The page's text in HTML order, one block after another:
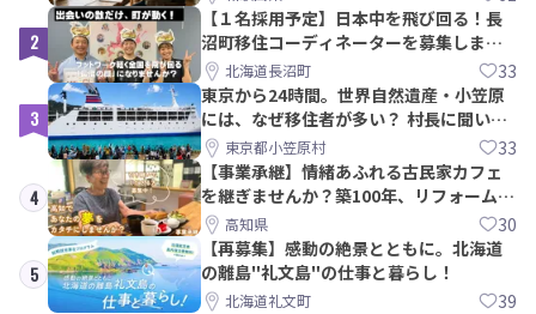
2
【１名採用予定】日本中を飛び回る！長
沼町移住コーディネーターを募集しま
す！北海道長沼町 33
3
東京から24時間。世界自然遺産・小笠原
には、なぜ移住者が多い？ 村長に聞いて
みた東京都小笠原村 33
4
【事業承継】情緒あふれる古民家カフェ
を継ぎませんか？築100年、リフォームか
ら約10年！
高知県 30
5
【再募集】感動の絶景とともに。北海道
の離島"礼文島"の仕事と暮らし！
北海道礼文町 39